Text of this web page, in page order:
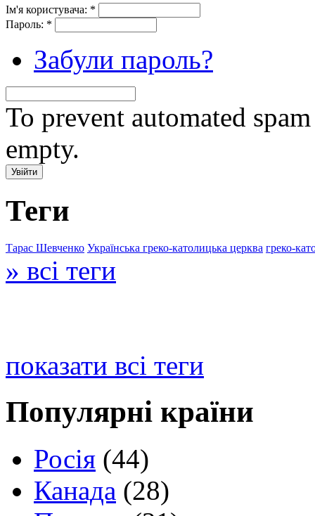
Ім'я користувача: *
Пароль: *
Забули пароль?
To prevent automated
empty.
Теги
Тарас Шевченко Українська греко-католицька церква греко-
» всі теги
показати всі теги
Популярні країни
Росія (44)
Канада (28)